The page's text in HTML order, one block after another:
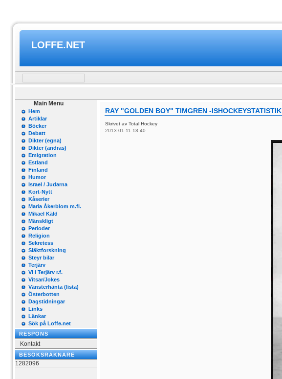
LOFFE.NET
Main Menu
Hem
Artiklar
Böcker
Debatt
Dikter (egna)
Dikter (andras)
Emigration
Estland
Finland
Humor
Israel / Judarna
Kort-Nytt
Kåserier
Maria Åkerblom m.fl.
Mikael Käld
Mänskligt
Perioder
Religion
Sekretess
Släktforskning
Steyr bilar
Terjärv
Vi i Terjärv r.f.
Vitsar/Jokes
Vänsterhänta (lista)
Österbotten
Dagstidningar
Links
Länkar
Sök på Loffe.net
RESPONS
Kontakt
BESÖKSRÄKNARE
1282096
RAY "GOLDEN BOY" TIMGREN -ISHOCKEYSTATISTIK
Skrivet av Total Hockey
2013-01-11 18:40